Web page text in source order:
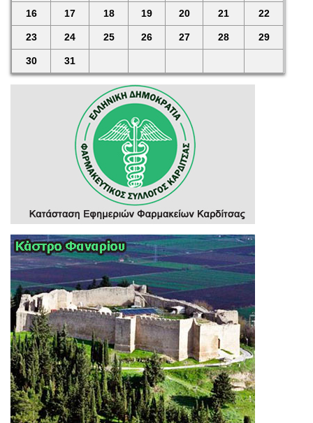
16 17 18 19 20 21 22
23 24 25 26 27 28 29
30 31